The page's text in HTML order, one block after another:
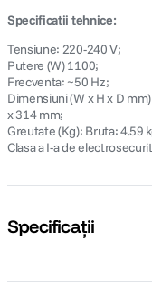
Specificatii tehnice:
Tensiune: 220-240 V;
Putere (W) 1100;
Frecventa: ~50 Hz;
Dimensiuni (W x H x D
x 314 mm;
Greutate (Kg): Bruta: 4.59
Clasa a I-a de
Specificații